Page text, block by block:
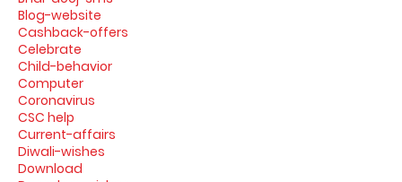
Blog-website
Cashback-offers
Celebrate
Child-behavior
Computer
Coronavirus
CSC help
Current-affairs
Diwali-wishes
Download